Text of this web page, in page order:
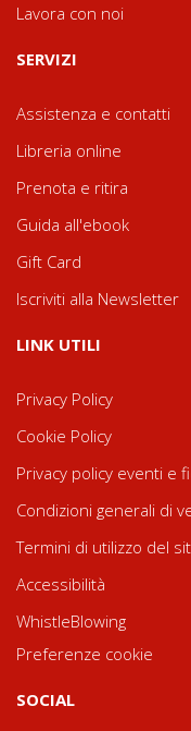
Lavora con noi
SERVIZI
Assistenza e contatti
Libreria online
Prenota e ritira
Guida all'ebook
Gift Card
Iscriviti alla Newsletter
LINK UTILI
Privacy Policy
Cookie Policy
Privacy policy eventi e
Condizioni generali di
Termini di utilizzo del
Accessibilità
WhistleBlowing
Preferenze cookie
SOCIAL